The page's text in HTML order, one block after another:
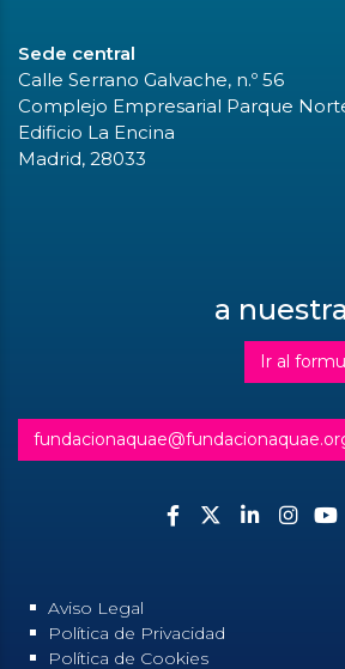
Sede central
Calle Serrano Galvache, n.º 56
Complejo Empresarial Parque
Edificio La Encina
Madrid, 28033
a
Ir al
Aviso Legal
Política de Privacidad
Política de Cookies